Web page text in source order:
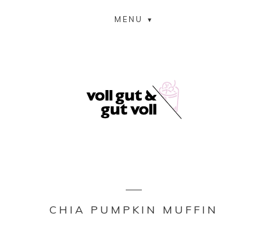
MENU
CHIA PUMPKIN MUFFIN